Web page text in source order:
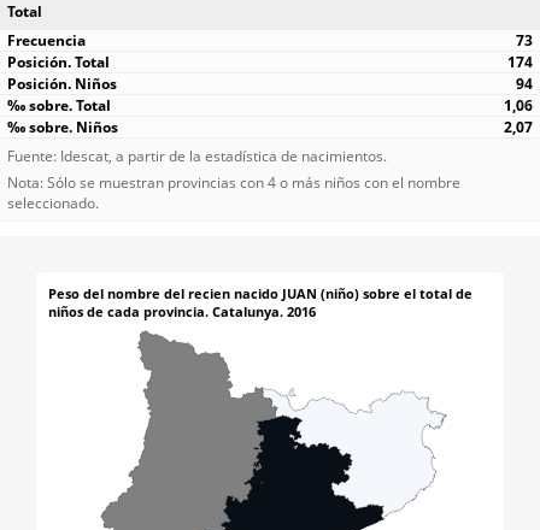
Total
73
174
94
1,06
2,07
Fuente: Idescat, a partir de la estadística de nacimientos.
Nota: Sólo se muestran provincias con 4 o más niños con el nombre
seleccionado.